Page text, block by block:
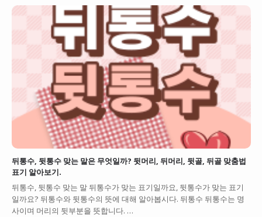
뒤통수, 뒷통수 맞는 말은 무엇일까? 뒷머리, 뒤머리, 뒷골, 뒤골 맞춤법
표기 알아보기.
뒤통수, 뒷통수 맞는 말 뒤통수가 맞는 표기일까요, 뒷통수가 맞는 표기
일까요? 뒤통수와 뒷통수의 뜻에 대해 알아봅시다. 뒤통수 뒤통수는 명
사이며 머리의 뒷부분을 뜻합니다. …